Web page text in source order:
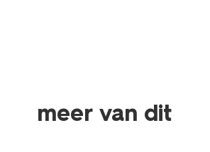
meer van dit